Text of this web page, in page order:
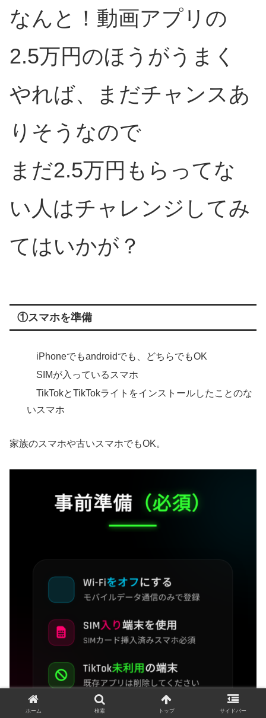
なんと！動画アプリの
2.5万円のほうがうまく
やれば、まだチャンスあ
りそうなので
まだ2.5万円もらってな
い人はチャレンジしてみ
てはいかが？
①スマホを準備
iPhoneでもandroidでも、どちらでもOK
SIMが入っているスマホ
TikTokとTikTokライトをインストールしたことのな
いスマホ
家族のスマホや古いスマホでもOK。
ホーム 検索 トップ サイドバー